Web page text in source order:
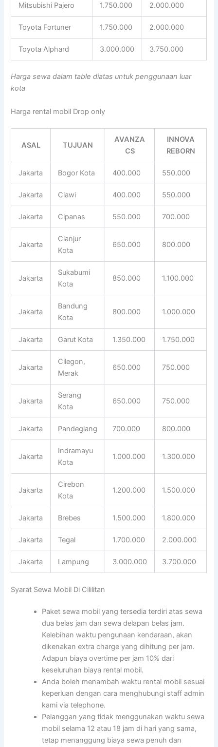
Mitsubishi Pajero 1.750.000 2.000.000
Toyota Fortuner 1.750.000 2.000.000
Toyota Alphard 3.000.000 3.750.000
Harga sewa dalam table diatas untuk penggunaan luar
kota
Harga rental mobil Drop only
ASAL TUJUAN
AVANZA
CS
INNOVA
REBORN
Jakarta Bogor Kota 400.000 550.000
Jakarta Ciawi 400.000 550.000
Jakarta Cipanas 550.000 700.000
Jakarta
Cianjur
Kota
650.000 800.000
Jakarta
Sukabumi
Kota
850.000 1.100.000
Jakarta
Bandung
Kota
800.000 1.000.000
Jakarta Garut Kota 1.350.000 1.750.000
Jakarta
Cilegon,
Merak
650.000 750.000
Jakarta
Serang
Kota
650.000 750.000
Jakarta Pandeglang 700.000 800.000
Jakarta
Indramayu
Kota
1.000.000 1.300.000
Jakarta
Cirebon
Kota
1.200.000 1.500.000
Jakarta Brebes 1.500.000 1.800.000
Jakarta Tegal 1.700.000 2.000.000
Jakarta Lampung 3.000.000 3.700.000
Syarat Sewa Mobil Di Cililitan
Paket sewa mobil yang tersedia terdiri atas sewa
dua belas jam dan sewa delapan belas jam.
Kelebihan waktu pengunaan kendaraan, akan
dikenakan extra charge yang dihitung per jam.
Adapun biaya overtime per jam 10% dari
keseluruhan biaya rental mobil.
Anda boleh menambah waktu rental mobil sesuai
keperluan dengan cara menghubungi staff admin
kami via telephone.
Pelanggan yang tidak menggunakan waktu sewa
mobil selama 12 atau 18 jam di hari yang sama,
tetap menanggung biaya sewa penuh dan